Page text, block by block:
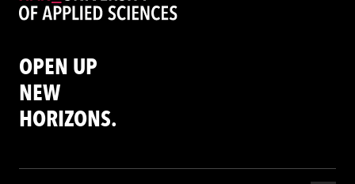
OPEN UP
NEW
HORIZONS.